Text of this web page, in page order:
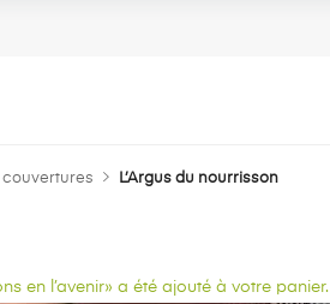
couvertures L’Argus du nourrisson
en l’avenir» a été ajouté à votre panier.